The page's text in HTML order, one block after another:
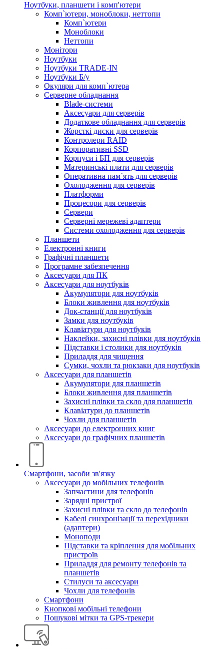
Ноутбуки, планшети і комп'ютери
Комп`ютери, моноблоки, неттопи
Комп`ютери
Моноблоки
Неттопи
Монітори
Ноутбуки
Ноутбуки TRADE-IN
Ноутбуки Б/у
Окуляри для комп`ютера
Серверне обладнання
Blade-системи
Аксесуари для серверів
Додаткове обладнання для серверів
Жорсткі диски для серверів
Контролери RAID
Корпоративні SSD
Корпуси і БП для серверів
Материнські плати для серверів
Оперативна пам`ять для серверів
Охолодження для серверів
Платформи
Процесори для серверів
Сервери
Серверні мережеві адаптери
Системи охолодження для серверів
Планшети
Електронні книги
Графічні планшети
Програмне забезпечення
Аксесуари для ПК
Аксесуари для ноутбуків
Акумулятори для ноутбуків
Блоки живлення для ноутбуків
Док-станції для ноутбуків
Замки для ноутбуків
Клавіатури для ноутбуків
Наклейки, захисні плівки для ноутбуків
Підставки і столики для ноутбуків
Приладдя для чищення
Сумки, чохли та рюкзаки для ноутбуків
Аксесуари для планшетів
Акумулятори для планшетів
Блоки живлення для планшетів
Захисні плівки та скло для планшетів
Клавіатури до планшетів
Чохли для планшетів
Аксесуари до електронних книг
Аксесуари дo графічних планшетів
Смартфони, засоби зв'язку
Аксесуари до мобільних телефонів
Запчастини для телефонів
Зарядні пристрої
Захисні плівки та скло до телефонів
Кабелі синхронізації та перехідники
(адаптери)
Моноподи
Підставки та кріплення для мобільних
пристроїв
Приладдя для ремонту телефонів та
планшетів
Стилуси та аксесуари
Чохли для телефонів
Смартфони
Кнопкові мобільні телефони
Пошукові мітки та GPS-трекери